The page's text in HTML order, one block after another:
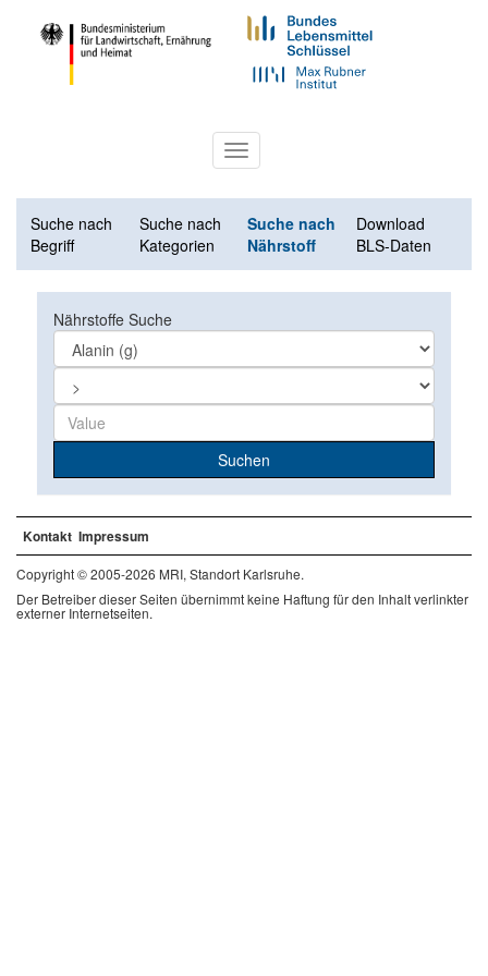
Toggle
navigation
Suche nach
Begriff
Suche nach
Kategorien
Suche nach
Nährstoff
Download
BLS-Daten
Nährstoffe Suche
Suchen
Kontakt Impressum
Copyright © 2005-2026 MRI, Standort Karlsruhe.
Der Betreiber dieser Seiten übernimmt keine Haftung für den Inhalt verlinkter
externer Internetseiten.